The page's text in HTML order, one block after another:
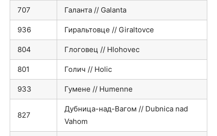
707 Галанта // Galanta
936 Гиральтовце // Giraltovce
804 Глоговец // Hlohovec
801 Голич // Holic
933 Гумене // Humenne
827
Дубница-над-Вагом // Dubnica nad
Vahom